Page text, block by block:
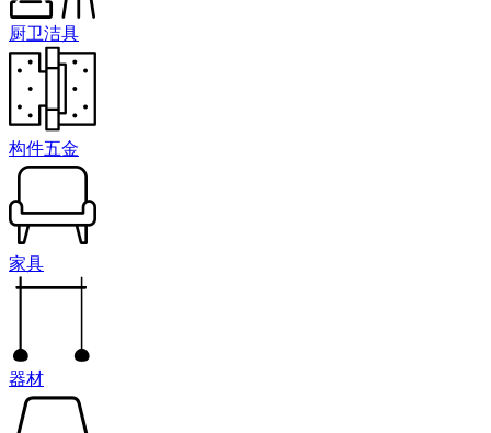
厨卫洁具
构件五金
家具
器材